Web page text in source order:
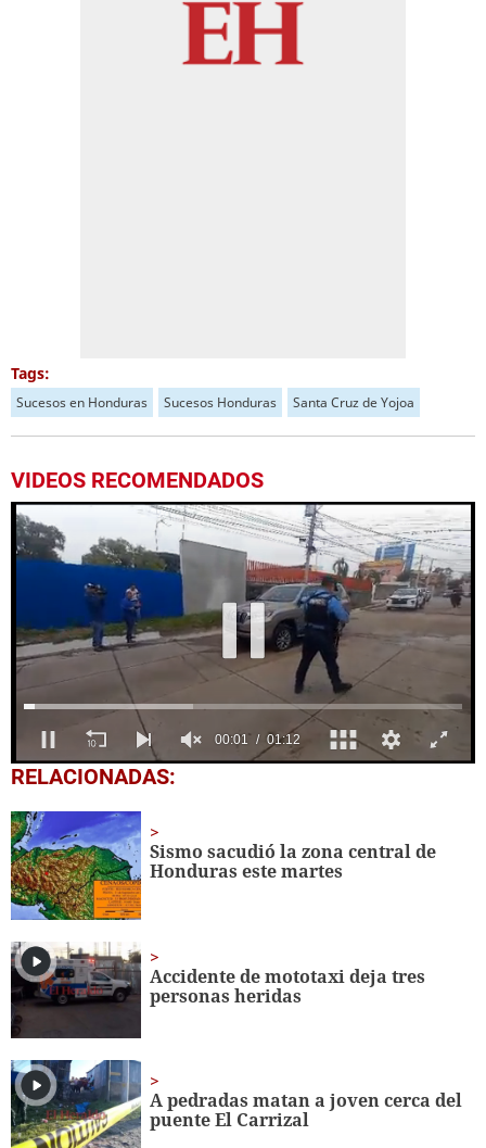
Tags:
Sucesos en Honduras Sucesos Honduras Santa Cruz de Yojoa
VIDEOS RECOMENDADOS
0
seconds
1
minute,
12
seconds
RELACIONADAS:
Sismo sacudió la zona central de
Honduras este martes
Accidente de mototaxi deja tres
personas heridas
A pedradas matan a joven cerca del
puente El Carrizal